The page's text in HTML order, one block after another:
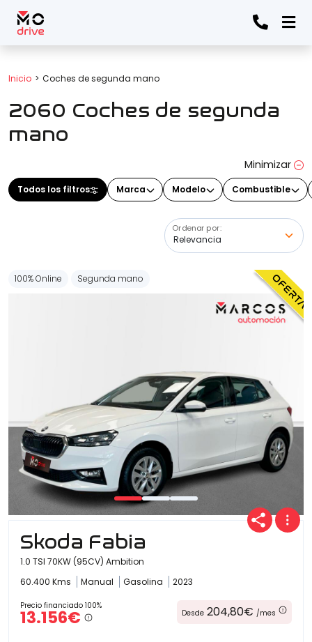
Inicio Coches de segunda mano
2060 Coches de segunda
mano
Minimizar
Todos los filtros Marca Modelo Combustible
Ordenar por:
Todos los filtros
Marca
Modelo
(Elige uno o varios modelos)
Año
Kilómetros
Combustible
(Elige una o varias opciones)
100% Online Segunda mano
Skoda Fabia
1.0 TSI 70KW (95CV) Ambition
60.400 Kms
Manual Gasolina 2023
Precio financiado 100%
13.156€ Desde 204,80€ /mes